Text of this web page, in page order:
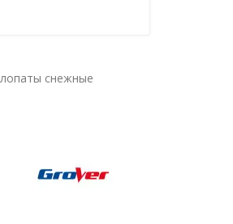
лопаты снежные